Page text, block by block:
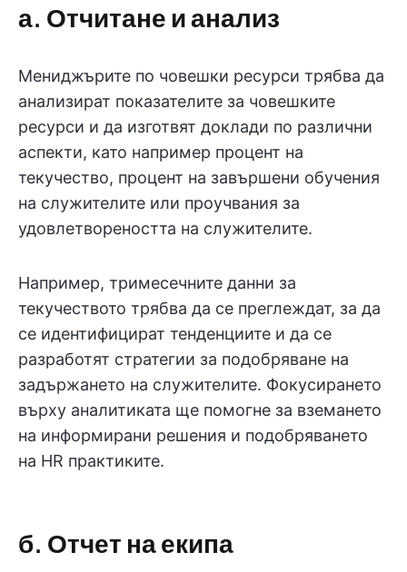
а. Отчитане и анализ
Мениджърите по човешки ресурси трябва да
анализират показателите за човешките
ресурси и да изготвят доклади по различни
аспекти, като например процент на
текучество, процент на завършени обучения
на служителите или проучвания за
удовлетвореността на служителите.
Например, тримесечните данни за
текучеството трябва да се преглеждат, за да
се идентифицират тенденциите и да се
разработят стратегии за подобряване на
задържането на служителите. Фокусирането
върху аналитиката ще помогне за вземането
на информирани решения и подобряването
на HR практиките.
б. Отчет на екипа